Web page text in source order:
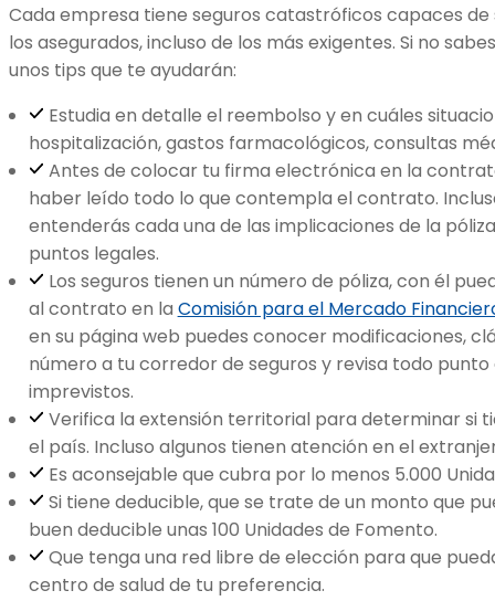
Cada empresa tiene seguros catastróficos capaces
los asegurados, incluso de los más exigentes. Si no
unos tips que te ayudarán:
Estudia en detalle el reembolso y en cuáles
hospitalización, gastos farmacológicos, consultas
Antes de colocar tu firma electrónica en la
haber leído todo lo que contempla el contrato.
entenderás cada una de las implicaciones de la
puntos legales.
Los seguros tienen un número de póliza, con él
al contrato en la Comisión para el Mercado
en su página web puedes conocer modificaciones,
número a tu corredor de seguros y revisa todo
imprevistos.
Verifica la extensión territorial para determinar si
el país. Incluso algunos tienen atención en el
Es aconsejable que cubra por lo menos 5.000
Si tiene deducible, que se trate de un monto que
buen deducible unas 100 Unidades de Fomento.
Que tenga una red libre de elección para que
centro de salud de tu preferencia.